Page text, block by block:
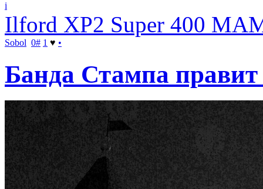
i
Ilford XP2 Super 400
Sobol 0# 1 ♥ •
Банда Стампа